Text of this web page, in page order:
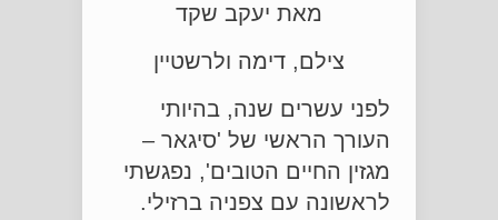
מאת יעקב שקד
צילם, דימה ולרשטיין
לפני עשרים שנה, בהיותי
העורך הראשי של 'סיגאר –
מגזין החיים הטובים', נפגשתי
לראשונה עם צפניה ברזילי.